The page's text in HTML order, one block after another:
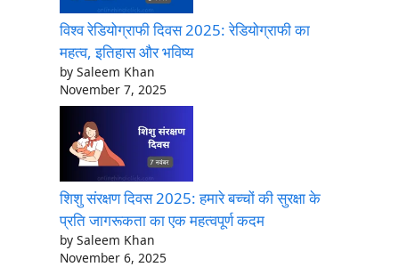
विश्व रेडियोग्राफी दिवस 2025: रेडियोग्राफी का
महत्व, इतिहास और भविष्य
by Saleem Khan
November 7, 2025
शिशु संरक्षण दिवस 2025: हमारे बच्चों की सुरक्षा के
प्रति जागरूकता का एक महत्वपूर्ण कदम
by Saleem Khan
November 6, 2025